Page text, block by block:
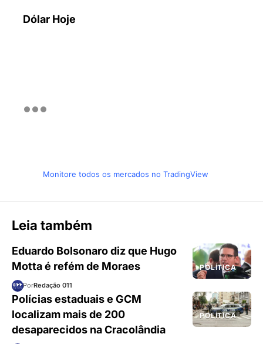
Dólar Hoje
Monitore todos os mercados no TradingView
Leia também
POLÍTICA
Eduardo Bolsonaro diz que Hugo
Motta é refém de Moraes
PorRedação 011
POLÍTICA
Polícias estaduais e GCM
localizam mais de 200
desaparecidos na Cracolândia